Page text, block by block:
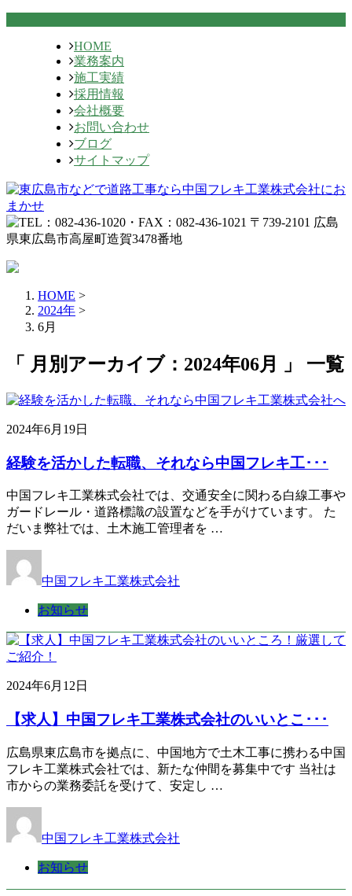
HOME
業務案内
施工実績
採用情報
会社概要
お問い合わせ
ブログ
サイトマップ
HOME >
2024年 >
6月
「 月別アーカイブ：2024年06月 」 一覧
2024年6月19日
経験を活かした転職、それなら中国フレキ工･･･
中国フレキ工業株式会社では、交通安全に関わる白線工事や
ガードレール・道路標識の設置などを手がけています。 た
だいま弊社では、土木施工管理者を …
中国フレキ工業株式会社
お知らせ
2024年6月12日
【求人】中国フレキ工業株式会社のいいとこ･･･
広島県東広島市を拠点に、中国地方で土木工事に携わる中国
フレキ工業株式会社では、新たな仲間を募集中です 当社は
市からの業務委託を受けて、安定し …
中国フレキ工業株式会社
お知らせ